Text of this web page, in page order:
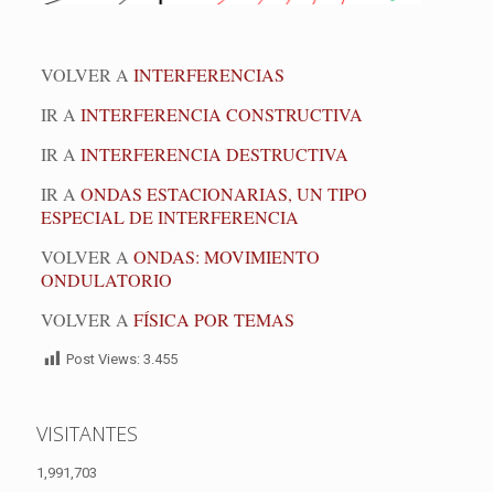
VOLVER A INTERFERENCIAS
IR A INTERFERENCIA CONSTRUCTIVA
IR A INTERFERENCIA DESTRUCTIVA
IR A ONDAS ESTACIONARIAS, UN TIPO
ESPECIAL DE INTERFERENCIA
VOLVER A ONDAS: MOVIMIENTO
ONDULATORIO
VOLVER A FÍSICA POR TEMAS
Post Views: 3.455
VISITANTES
1,991,703